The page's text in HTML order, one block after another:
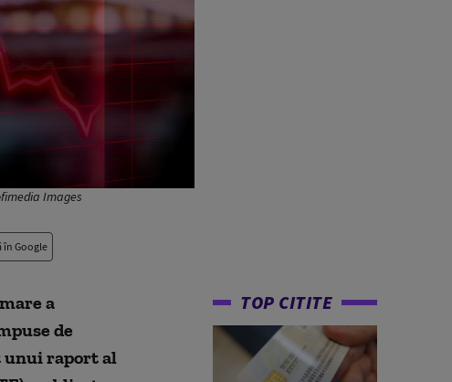
Images
în Google
a
de
unui raport al
TOP CITITE